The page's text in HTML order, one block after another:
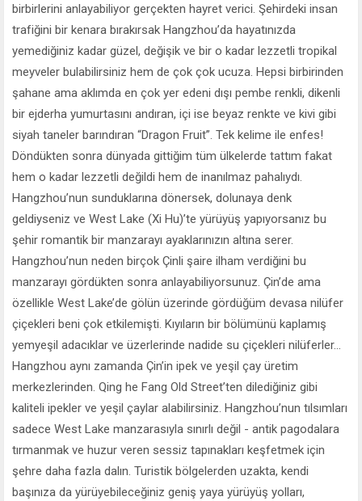
birbirlerini anlayabiliyor gerçekten hayret verici. Şehirdeki insan
trafiğini bir kenara bırakırsak Hangzhou’da hayatınızda
yemediğiniz kadar güzel, değişik ve bir o kadar lezzetli tropikal
meyveler bulabilirsiniz hem de çok çok ucuza. Hepsi birbirinden
şahane ama aklımda en çok yer edeni dışı pembe renkli, dikenli
bir ejderha yumurtasını andıran, içi ise beyaz renkte ve kivi gibi
siyah taneler barındıran “Dragon Fruit”. Tek kelime ile enfes!
Döndükten sonra dünyada gittiğim tüm ülkelerde tattım fakat
hem o kadar lezzetli değildi hem de inanılmaz pahalıydı.
Hangzhou’nun sunduklarına dönersek, dolunaya denk
geldiyseniz ve West Lake (Xi Hu)’te yürüyüş yapıyorsanız bu
şehir romantik bir manzarayı ayaklarınızın altına serer.
Hangzhou’nun neden birçok Çinli şaire ilham verdiğini bu
manzarayı gördükten sonra anlayabiliyorsunuz. Çin’de ama
özellikle West Lake’de gölün üzerinde gördüğüm devasa nilüfer
çiçekleri beni çok etkilemişti. Kıyıların bir bölümünü kaplamış
yemyeşil adacıklar ve üzerlerinde nadide su çiçekleri nilüferler...
Hangzhou aynı zamanda Çin’in ipek ve yeşil çay üretim
merkezlerinden. Qing he Fang Old Street’ten dilediğiniz gibi
kaliteli ipekler ve yeşil çaylar alabilirsiniz. Hangzhou’nun tılsımları
sadece West Lake manzarasıyla sınırlı değil - antik pagodalara
tırmanmak ve huzur veren sessiz tapınakları keşfetmek için
şehre daha fazla dalın. Turistik bölgelerden uzakta, kendi
başınıza da yürüyebileceğiniz geniş yaya yürüyüş yolları,